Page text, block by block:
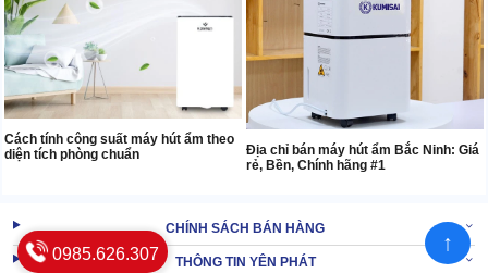
Cách tính công suất máy hút ẩm theo
diện tích phòng chuẩn
Địa chỉ bán máy hút ẩm Bắc Ninh: Giá
rẻ, Bền, Chính hãng #1
CHÍNH SÁCH BÁN HÀNG
THÔNG TIN YÊN PHÁT
0985.626.307 ↑